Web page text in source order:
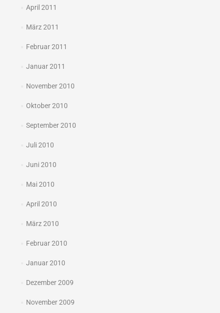
April 2011
März 2011
Februar 2011
Januar 2011
November 2010
Oktober 2010
September 2010
Juli 2010
Juni 2010
Mai 2010
April 2010
März 2010
Februar 2010
Januar 2010
Dezember 2009
November 2009